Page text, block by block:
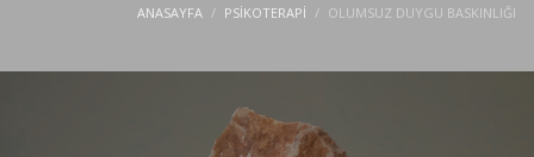
ANASAYFA PSIKOTERAPI OLUMSUZ DUYGU BASKINLIĞI